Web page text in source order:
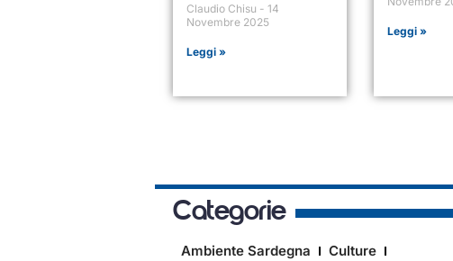
Claudio Chisu
14
Novembre 2025
Leggi »
Leggi »
Categorie
Ambiente Sardegna
Culture